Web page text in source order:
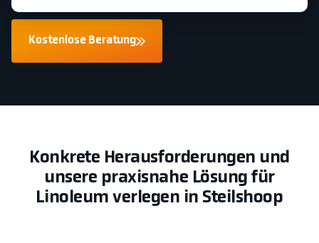
Kostenlose Beratung
Konkrete Herausforderungen und
unsere praxisnahe Lösung für
Linoleum verlegen in Steilshoop